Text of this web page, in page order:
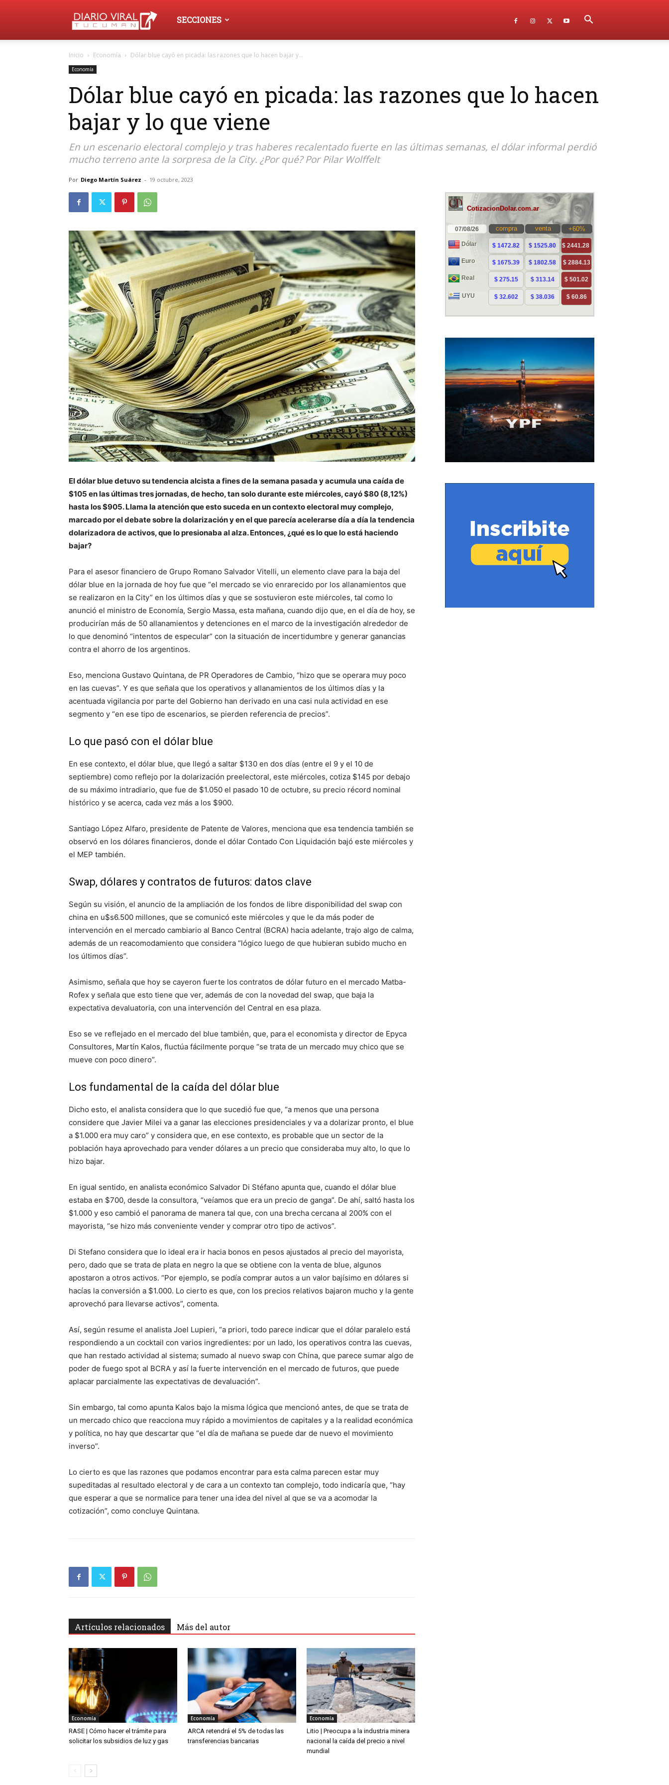
Diario
Viral
Tucumán
SECCIONES
Inicio Economía Dólar blue cayó en picada: las razones que lo hacen bajar y...
Economía
Dólar blue cayó en picada: las razones que lo hacen
bajar y lo que viene
En un escenario electoral complejo y tras haberes recalentado fuerte en las últimas semanas, el dólar informal perdió
mucho terreno ante la sorpresa de la City. ¿Por qué? Por Pilar Wolffelt
Por Diego Martín Suárez - 19 octubre, 2023
El dólar blue detuvo su tendencia alcista a fines de la semana pasada y acumula una caída de
$105 en las últimas tres jornadas, de hecho, tan solo durante este miércoles, cayó $80 (8,12%)
hasta los $905. Llama la atención que esto suceda en un contexto electoral muy complejo,
marcado por el debate sobre la dolarización y en el que parecía acelerarse día a día la tendencia
dolarizadora de activos, que lo presionaba al alza. Entonces, ¿qué es lo que lo está haciendo
bajar?
Para el asesor financiero de Grupo Romano Salvador Vitelli, un elemento clave para la baja del
dólar blue en la jornada de hoy fue que “el mercado se vio enrarecido por los allanamientos que
se realizaron en la City” en los últimos días y que se sostuvieron este miércoles, tal como lo
anunció el ministro de Economía, Sergio Massa, esta mañana, cuando dijo que, en el día de hoy, se
producirían más de 50 allanamientos y detenciones en el marco de la investigación alrededor de
lo que denominó “intentos de especular” con la situación de incertidumbre y generar ganancias
contra el ahorro de los argentinos.
Eso, menciona Gustavo Quintana, de PR Operadores de Cambio, “hizo que se operara muy poco
en las cuevas”. Y es que señala que los operativos y allanamientos de los últimos días y la
acentuada vigilancia por parte del Gobierno han derivado en una casi nula actividad en ese
segmento y “en ese tipo de escenarios, se pierden referencia de precios”.
Lo que pasó con el dólar blue
En ese contexto, el dólar blue, que llegó a saltar $130 en dos días (entre el 9 y el 10 de
septiembre) como reflejo por la dolarización preelectoral, este miércoles, cotiza $145 por debajo
de su máximo intradiario, que fue de $1.050 el pasado 10 de octubre, su precio récord nominal
histórico y se acerca, cada vez más a los $900.
Santiago López Alfaro, presidente de Patente de Valores, menciona que esa tendencia también se
observó en los dólares financieros, donde el dólar Contado Con Liquidación bajó este miércoles y
el MEP también.
Swap, dólares y contratos de futuros: datos clave
Según su visión, el anuncio de la ampliación de los fondos de libre disponibilidad del swap con
china en u$s6.500 millones, que se comunicó este miércoles y que le da más poder de
intervención en el mercado cambiario al Banco Central (BCRA) hacia adelante, trajo algo de calma,
además de un reacomodamiento que considera “lógico luego de que hubieran subido mucho en
los últimos días”.
Asimismo, señala que hoy se cayeron fuerte los contratos de dólar futuro en el mercado Matba-
Rofex y señala que esto tiene que ver, además de con la novedad del swap, que baja la
expectativa devaluatoria, con una intervención del Central en esa plaza.
Eso se ve reflejado en el mercado del blue también, que, para el economista y director de Epyca
Consultores, Martín Kalos, fluctúa fácilmente porque “se trata de un mercado muy chico que se
mueve con poco dinero”.
Los fundamental de la caída del dólar blue
Dicho esto, el analista considera que lo que sucedió fue que, “a menos que una persona
considere que Javier Milei va a ganar las elecciones presidenciales y va a dolarizar pronto, el blue
a $1.000 era muy caro” y considera que, en ese contexto, es probable que un sector de la
población haya aprovechado para vender dólares a un precio que consideraba muy alto, lo que lo
hizo bajar.
En igual sentido, en analista económico Salvador Di Stéfano apunta que, cuando el dólar blue
estaba en $700, desde la consultora, “veíamos que era un precio de ganga”. De ahí, saltó hasta los
$1.000 y eso cambió el panorama de manera tal que, con una brecha cercana al 200% con el
mayorista, “se hizo más conveniente vender y comprar otro tipo de activos”.
Di Stefano considera que lo ideal era ir hacia bonos en pesos ajustados al precio del mayorista,
pero, dado que se trata de plata en negro la que se obtiene con la venta de blue, algunos
apostaron a otros activos. “Por ejemplo, se podía comprar autos a un valor bajísimo en dólares si
hacías la conversión a $1.000. Lo cierto es que, con los precios relativos bajaron mucho y la gente
aprovechó para llevarse activos”, comenta.
Así, según resume el analista Joel Lupieri, “a priori, todo parece indicar que el dólar paralelo está
respondiendo a un cocktail con varios ingredientes: por un lado, los operativos contra las cuevas,
que han restado actividad al sistema; sumado al nuevo swap con China, que parece sumar algo de
poder de fuego spot al BCRA y así la fuerte intervención en el mercado de futuros, que puede
aplacar parcialmente las expectativas de devaluación”.
Sin embargo, tal como apunta Kalos bajo la misma lógica que mencionó antes, de que se trata de
un mercado chico que reacciona muy rápido a movimientos de capitales y a la realidad económica
y política, no hay que descartar que “el día de mañana se puede dar de nuevo el movimiento
inverso”.
Lo cierto es que las razones que podamos encontrar para esta calma parecen estar muy
supeditadas al resultado electoral y de cara a un contexto tan complejo, todo indicaría que, “hay
que esperar a que se normalice para tener una idea del nivel al que se va a acomodar la
cotización”, como concluye Quintana.
Artículos relacionados Más del autor
Economía
RASE | Cómo hacer el trámite para
solicitar los subsidios de luz y gas
Economía
ARCA retendrá el 5% de todas las
transferencias bancarias
Economía
Litio | Preocupa a la industria minera
nacional la caída del precio a nivel
mundial